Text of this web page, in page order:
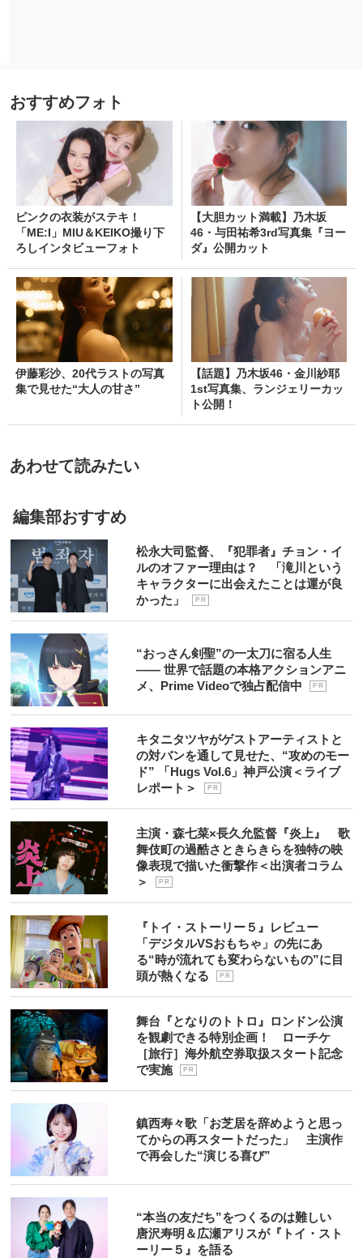
おすすめフォト
ピンクの衣装がステキ！
「ME:I」MIU＆KEIKO撮り下
ろしインタビューフォト
【大胆カット満載】乃木坂
46・与田祐希3rd写真集『ヨー
ダ』公開カット
伊藤彩沙、20代ラストの写真
集で見せた“大人の甘さ”
【話題】乃木坂46・金川紗耶
1st写真集、ランジェリーカッ
ト公開！
あわせて読みたい
編集部おすすめ
松永大司監督、『犯罪者』チョン・イ
ルのオファー理由は？ 「滝川という
キャラクターに出会えたことは運が良
かった」
P R
“おっさん剣聖”の一太刀に宿る人生
―― 世界で話題の本格アクションアニ
メ、Prime Videoで独占配信中
P R
キタニタツヤがゲストアーティストと
の対バンを通して見せた、“攻めのモー
ド” 「Hugs Vol.6」神戸公演＜ライブ
レポート＞
P R
主演・森七菜×長久允監督『炎上』 歌
舞伎町の過酷さときらきらを独特の映
像表現で描いた衝撃作＜出演者コラム
＞
P R
『トイ・ストーリー５』レビュー
「デジタルVSおもちゃ」の先にあ
る“時が流れても変わらないもの”に目
頭が熱くなる
P R
舞台『となりのトトロ』ロンドン公演
を観劇できる特別企画！ ローチケ
［旅行］海外航空券取扱スタート記念
で実施
P R
鎮西寿々歌「お芝居を辞めようと思っ
てからの再スタートだった」 主演作
で再会した“演じる喜び”
“本当の友だち”をつくるのは難しい
唐沢寿明＆広瀬アリスが『トイ・スト
ーリー５』を語る